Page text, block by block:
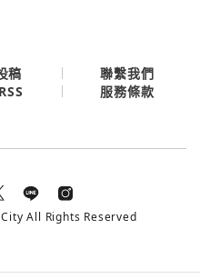
稿
聯繫我們
服務條款
All Rights Reserved